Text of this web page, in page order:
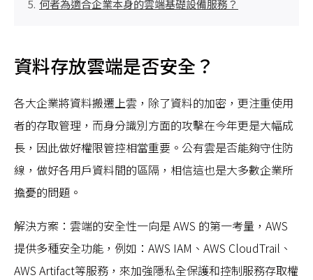
何者為適合企業本身的雲端基礎設備服務？
資料存放雲端是否安全？
各大企業將資料搬遷上雲，除了資料的加密，更注重使用
者的存取管理，而身分識別方面的攻擊在今年更是大幅成
長，因此做好權限管控相當重要。公有雲是否能夠守住防
線，做好各用戶資料間的區隔，相信這也是大多數企業所
擔憂的問題。
解決方案：雲端的安全性一向是 AWS 的第一考量，AWS
提供多種安全功能，例如：AWS IAM、AWS CloudTrail、
AWS Artifact等服務，來加強隱私全保護和控制服務存取權